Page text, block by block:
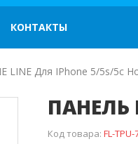
КОНТАКТЫ
LINE Для IPhone 5/5s/5c
ПАНЕЛЬ
Код товара: FL-TPU-